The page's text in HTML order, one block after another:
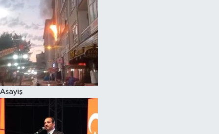
Asayiş
Televizyon
Yaşam-Çevre